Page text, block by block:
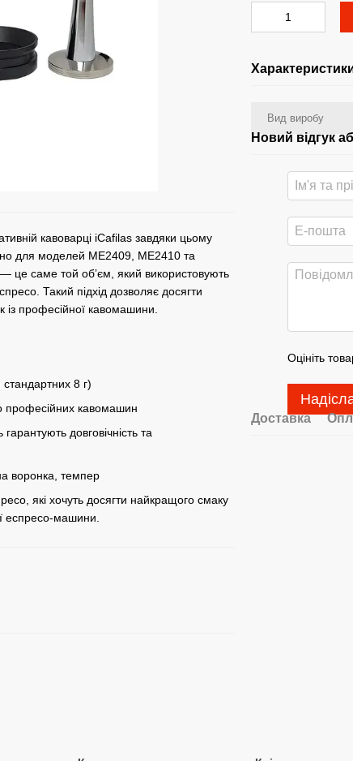
кавоварці iCafilas завдяки цьому
для моделей ME2409, ME2410 та
це саме той обʼєм, який використовують
Такий підхід дозволяє досягти
із професійної кавомашини.
8 г)
професійних кавомашин
довговічність та
воронка, темпер
які хочуть досягти найкращого смаку
еспресо-машини.
Вид виробу
Новий відгук
Оцініть
Доставка